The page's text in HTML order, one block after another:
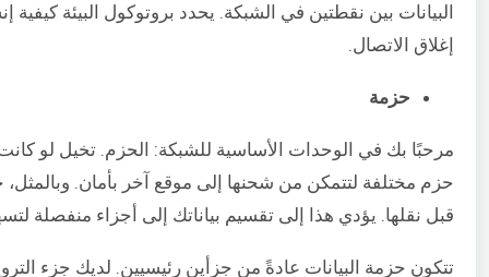
البيانات بين نقطتين في الشبكة. يحدد بروتوكول البيئة كيفية
إغلاق الاتصال.
حزمة
مرحبًا بك في الوحدات الأساسية للشبكة: الحزم. تخيل لو
حزم مختلفة لتتمكن من شحنها إلى موقع آخر بأمان.
قبل نقلها. يؤدي هذا إلى تقسيم بياناتك إلى أجزاء منفصلة
تتكون حزمة البيانات عادةً من جزأين رئيسيين. لديك جزء